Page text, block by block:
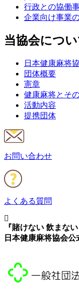
行政との協働
企業向け事業
当協会につい
日本健康麻将
団体概要
憲章
健康麻将とそ
活動内容
提携団体
お問い合わせ
よくある質問
『賭けない 飲まな
日本健康麻将協会公